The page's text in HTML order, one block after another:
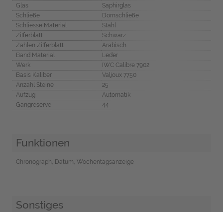
Glas
Saphirglas
Schließe
Dornschließe
Schliesse Material
Stahl
Zifferblatt
Schwarz
Zahlen Zifferblatt
Arabisch
Band Material
Leder
Werk
IWC Calibre 7902
Basis Kaliber
Valjoux 7750
Anzahl Steine
25
Aufzug
Automatik
Gangreserve
44
Funktionen
Chronograph, Datum, Wochentagsanzeige
Sonstiges